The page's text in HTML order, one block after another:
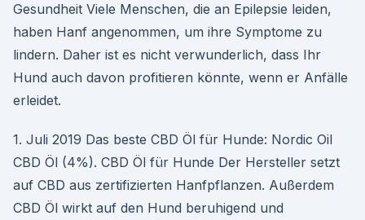
Gesundheit Viele Menschen, die an Epilepsie leiden,
haben Hanf angenommen, um ihre Symptome zu
lindern. Daher ist es nicht verwunderlich, dass Ihr
Hund auch davon profitieren könnte, wenn er Anfälle
erleidet.
1. Juli 2019 Das beste CBD Öl für Hunde: Nordic Oil
CBD Öl (4%). CBD Öl für Hunde Der Hersteller setzt
auf CBD aus zertifizierten Hanfpflanzen. Außerdem
CBD Öl wirkt auf den Hund beruhigend und